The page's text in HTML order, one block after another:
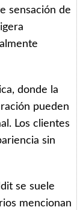
sensación de
donde la
pueden
Los clientes
sin
se suele
mencionan